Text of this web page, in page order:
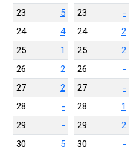
23
5
24
4
25
1
26
2
27
2
28
-
29
-
30
5
23
-
24
2
25
2
26
-
27
-
28
1
29
2
30
-